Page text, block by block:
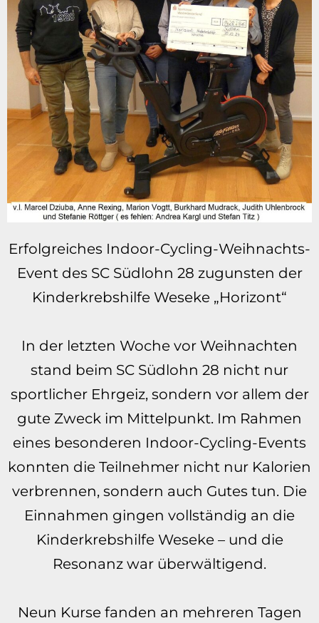
Erfolgreiches Indoor-Cycling-Weihnachts-
Event des SC Südlohn 28 zugunsten der
Kinderkrebshilfe Weseke „Horizont“
In der letzten Woche vor Weihnachten
stand beim SC Südlohn 28 nicht nur
sportlicher Ehrgeiz, sondern vor allem der
gute Zweck im Mittelpunkt. Im Rahmen
eines besonderen Indoor-Cycling-Events
konnten die Teilnehmer nicht nur Kalorien
verbrennen, sondern auch Gutes tun. Die
Einnahmen gingen vollständig an die
Kinderkrebshilfe Weseke – und die
Resonanz war überwältigend.
Neun Kurse fanden an mehreren Tagen